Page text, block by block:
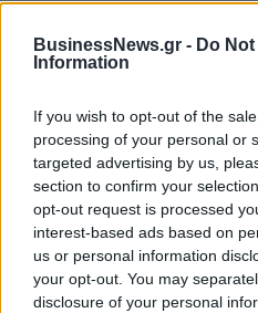
BusinessNews.gr - Do
Information
If you wish to opt-out of the
processing of your personal or
targeted advertising by us,
section to confirm your
opt-out request is processed
interest-based ads based on
us or personal information
your opt-out. You may
disclosure of your personal
ΠΕΡΙΣΣΌΤΕΡΑ ΣΕ
Πρωτογενές πλεόνασμα:
Στα 4,96 δισ. ευρώ για το